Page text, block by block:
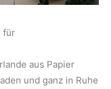
für
aus Papier
und ganz in Ruhe